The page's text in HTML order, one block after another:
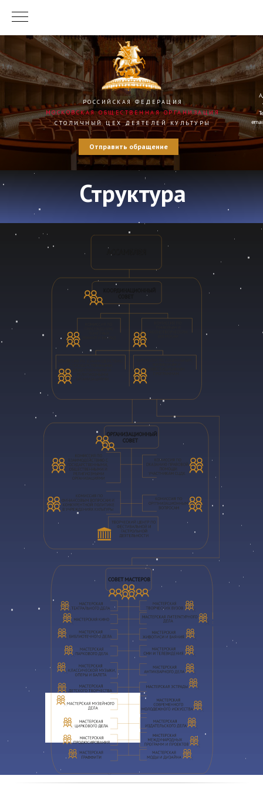
Отправить обращение
РОССИЙСКАЯ ФЕДЕРАЦИЯ
МОСКОВСКАЯ ОБЩЕСТВЕННАЯ ОРГАНИЗАЦИЯ
СТОЛИЧНЫЙ ЦЕХ ДЕЯТЕЛЕЙ КУЛЬТУРЫ
Структура